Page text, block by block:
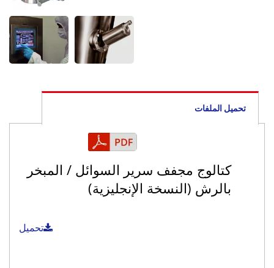
تحميل الملفات
كتالوج مجفف سرير السوائل / المبخر
بالرش (النسخة الإنجليزية)
تحميل